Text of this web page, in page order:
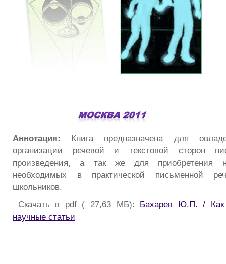
Аннотация: Книга предназначена для
организации речевой и текстовой сторон
произведения, а так же для приобретения
необходимых в практической письменной
школьников.
Скачать в pdf ( 27,63 МБ): Бахарев Ю.П. / Как
научные статьи